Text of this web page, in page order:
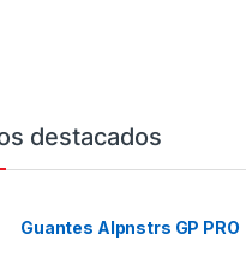
destacados
Guantes Alpnstrs GP PRO